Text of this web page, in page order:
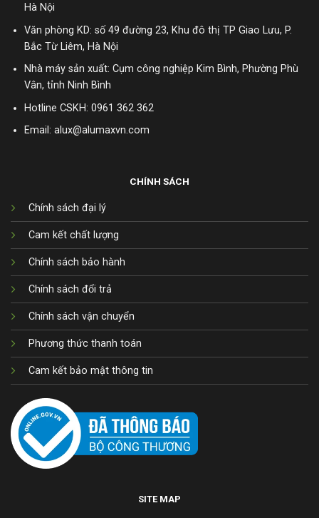
Hà Nội
Văn phòng KD: số 49 đường 23, Khu đô thị TP Giao Lưu, P.
Bắc Từ Liêm, Hà Nội
Nhà máy sản xuất: Cụm công nghiệp Kim Bình, Phường Phù
Vân, tỉnh Ninh Bình
Hotline CSKH: 0961 362 362
Email: alux@alumaxvn.com
CHÍNH SÁCH
Chính sách đại lý
Cam kết chất lượng
Chính sách bảo hành
Chính sách đổi trả
Chính sách vận chuyển
Phương thức thanh toán
Cam kết bảo mật thông tin
SITE MAP